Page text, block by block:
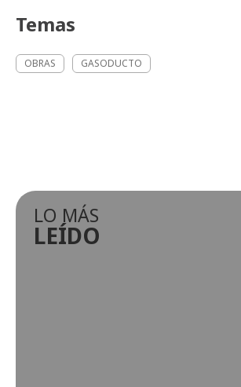
Temas
OBRAS GASODUCTO
LO MÁS
LEÍDO